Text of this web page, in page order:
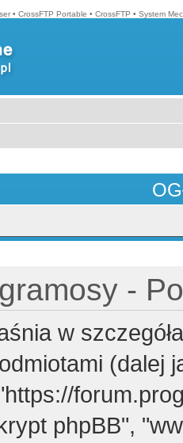
• CrossFTP Portable • CrossFTP • System
-
w
(dalej
phpBB",